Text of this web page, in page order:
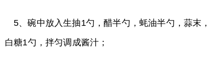
5、碗中放入生抽1勺，醋半勺，蚝油半勺，蒜末，
白糖1勺，拌匀调成酱汁；